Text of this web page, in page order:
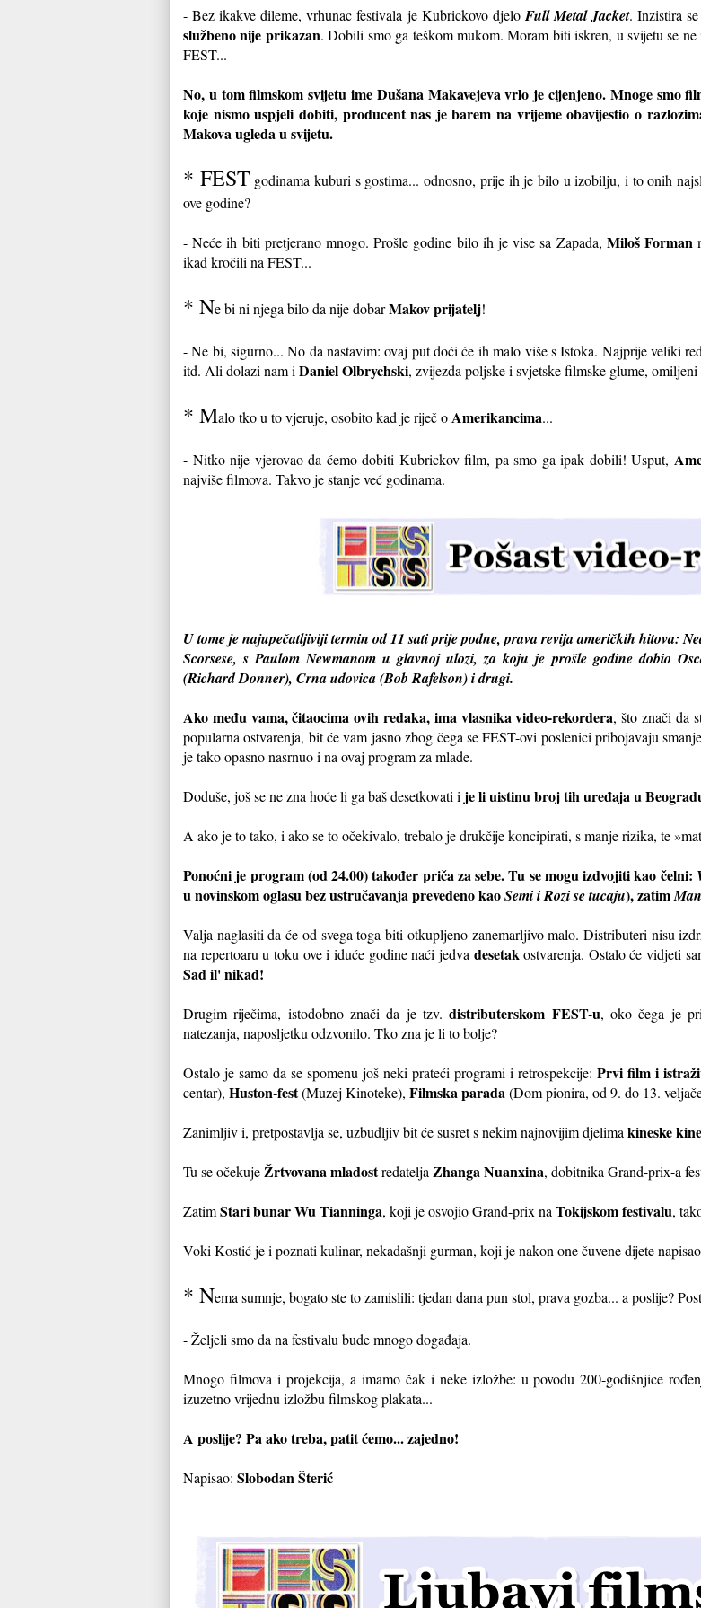
- Bez ikakve dileme, vrhunac festivala je Kubrickovo djelo Full Metal Jacket. Inzistira
službeno nije prikazan. Dobili smo ga teškom mukom. Moram biti iskren, u svijetu se ne
FEST...
No, u tom filmskom svijetu ime Dušana Makavejeva vrlo je cijenjeno. Mnoge smo
koje nismo uspjeli dobiti, producent nas je barem na vrijeme obavijestio o
Makova ugleda u svijetu.
* FESTgodinama kuburi s gostima... odnosno, prije ih je bilo u izobilju, i to onih
ove godine?
- Neće ih biti pretjerano mnogo. Prošle godine bilo ih je vise sa Zapada, Miloš Forman
ikad kročili na FEST...
* Ne bi ni njega bilo da nije dobarMakov prijatelj!
- Ne bi, sigurno... No da nastavim: ovaj put doći će ih malo više s Istoka. Najprije veliki
itd. Ali dolazi nam i Daniel Olbrychski, zvijezda poljske i svjetske filmske glume, omiljeni
* Malo tko u to vjeruje, osobito kad je riječ o Amerikancima...
- Nitko nije vjerovao da ćemo dobiti Kubrickov film, pa smo ga ipak dobili! Usput,
najviše filmova. Takvo je stanje već godinama.
U tome je najupečatljiviji termin od 11 sati prije podne, prava revija američkih hitova:
Scorsese, s Paulom Newmanom u glavnoj ulozi, za koju je prošle godine dobio
(Richard Donner), Crna udovica (Bob Rafelson) i drugi.
Ako među vama, čitaocima ovih redaka, ima vlasnika video-rekordera, što znači da
popularna ostvarenja, bit će vam jasno zbog čega se FEST-ovi poslenici pribojavaju
je tako opasno nasrnuo i na ovaj program za mlade.
Doduše, još se ne zna hoće li ga baš desetkovati i je li uistinu broj tih uređaja u
A ako je to tako, i ako se to očekivalo, trebalo je drukčije koncipirati, s manje rizika, te
Ponoćni je program (od 24.00) također priča za sebe. Tu se mogu izdvojiti kao čelni:
u novinskom oglasu bez ustručavanja prevedeno kaoSemi i Rozi se tucaju), zatim
Valja naglasiti da će od svega toga biti otkupljeno zanemarljivo malo. Distributeri nisu
na repertoaru u toku ove i iduće godine naći jedva desetak ostvarenja. Ostalo će vidjeti
Sad il' nikad!
Drugim riječima, istodobno znači da je tzv.distributerskom FEST-u, oko čega je
natezanja, naposljetku odzvonilo. Tko zna je li to bolje?
Ostalo je samo da se spomenu još neki prateći programi i retrospekcije: Prvi film i
centar), Huston-fest(Muzej Kinoteke), Filmska parada (Dom pionira, od 9. do 13.
Zanimljiv i, pretpostavlja se, uzbudljiv bit će susret s nekim najnovijim djelima kineske
Tu se očekuje Žrtvovana mladostredatelja Zhanga Nuanxina, dobitnika Grand-prix-a
ZatimStari bunarWu Tianninga, koji je osvojio Grand-prix na Tokijskom festivalu,
Voki Kostić je i poznati kulinar, nekadašnji gurman, koji je nakon one čuvene dijete
* Nema sumnje, bogato ste to zamislili: tjedan dana pun stol, prava gozba... a poslije?
- Željeli smo da na festivalu bude mnogo događaja.
Mnogo filmova i projekcija, a imamo čak i neke izložbe: u povodu 200-godišnjice
izuzetno vrijednu izložbu filmskog plakata...
A poslije? Pa ako treba, patit ćemo... zajedno!
Napisao: Slobodan Šterić